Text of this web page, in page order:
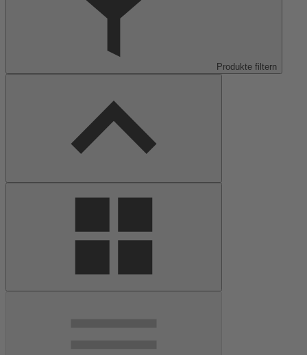
Produkte filtern